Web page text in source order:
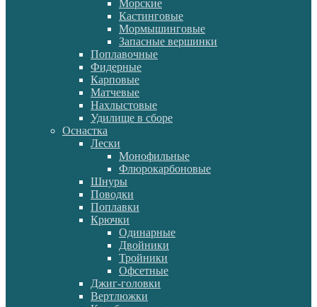
Морские
Кастинговые
Мормышинговые
Запасные вершинки
Поплавочные
Фидерные
Карповые
Матчевые
Нахлыстовые
Удилище в сборе
Оснастка
Лески
Монофильные
Флюрокарбоновые
Шнуры
Поводки
Поплавки
Крючки
Одинарные
Двойники
Тройники
Офсетные
Джиг-головки
Вертлюжки